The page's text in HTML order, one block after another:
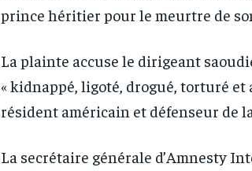
prince héritier pour le meurtre de
La plainte accuse le dirigeant
« kidnappé, ligoté, drogué, torturé
résident américain et défenseur de
La secrétaire générale d’Amnesty